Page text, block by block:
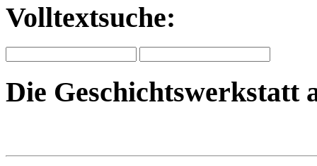
Volltextsuche:
Die Geschichtswerkstatt